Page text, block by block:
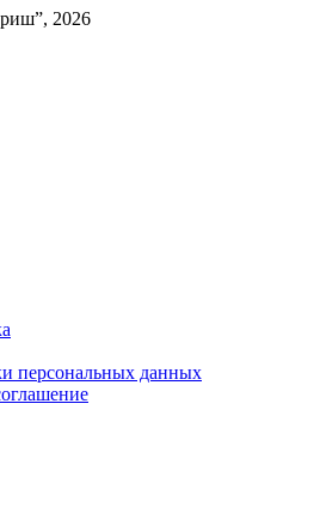
2026
персональных данных